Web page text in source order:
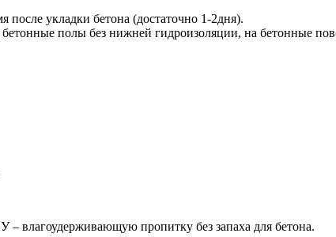
укладки бетона (достаточно 1-2дня).
полы без нижней гидроизоляции, на бетонные
влагоудерживающую пропитку без запаха для бетона.